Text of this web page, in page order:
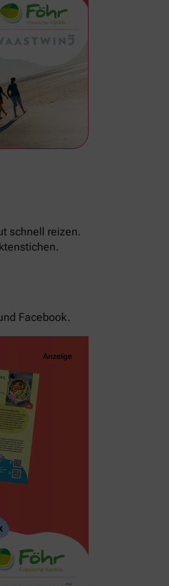
schnell reizen.
Facebook.